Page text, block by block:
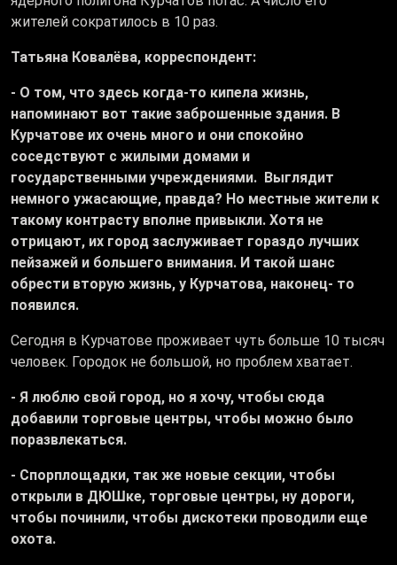
жителей сократилось в 10 раз.
Татьяна Ковалёва, корреспондент:
- О том, что здесь когда-то кипела жизнь,
напоминают вот такие заброшенные здания. В
Курчатове их очень много и они спокойно
соседствуют с жилыми домами и
государственными учреждениями. Выглядит
немного ужасающие, правда? Но местные жители к
такому контрасту вполне привыкли. Хотя не
отрицают, их город заслуживает гораздо лучших
пейзажей и большего внимания. И такой шанс
обрести вторую жизнь, у Курчатова, наконец- то
появился.
Сегодня в Курчатове проживает чуть больше 10 тысяч
человек. Городок не большой, но проблем хватает.
- Я люблю свой город, но я хочу, чтобы сюда
добавили торговые центры, чтобы можно было
поразвлекаться.
- Спорплощадки, так же новые секции, чтобы
открыли в ДЮШке, торговые центры, ну дороги,
чтобы починили, чтобы дискотеки проводили еще
охота.